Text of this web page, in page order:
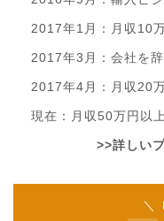
2017年1月：月収10
2017年3月：会社を辞
2017年4月：月収20
現在：月収50万円以
>>詳しい
＼